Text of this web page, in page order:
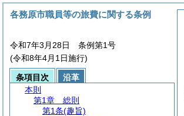
各務原市職員等の旅費に関する条例
令和7年3月28日 条例第1号
(令和8年4月1日施行)
条項目次
沿革
本則
第1章
総則
第1条(趣旨)